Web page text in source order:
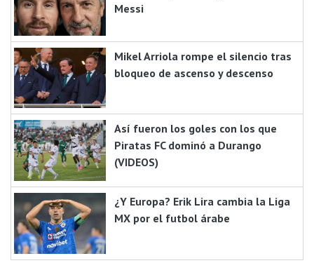
Messi
Mikel Arriola rompe el silencio tras
bloqueo de ascenso y descenso
Así fueron los goles con los que
Piratas FC dominó a Durango
(VIDEOS)
¿Y Europa? Erik Lira cambia la Liga
MX por el futbol árabe